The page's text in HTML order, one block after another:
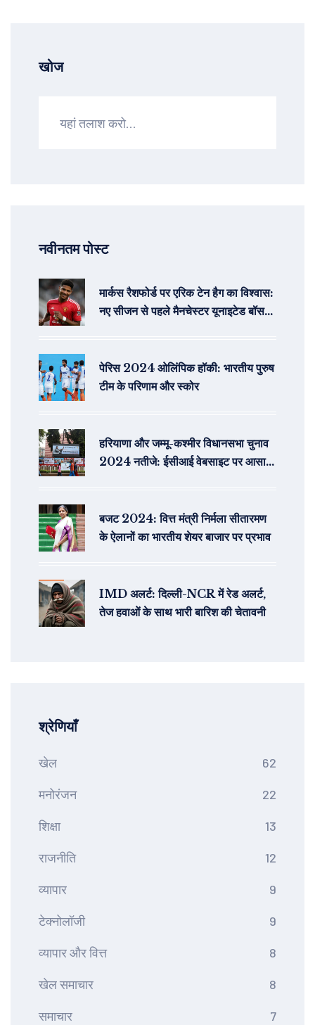
खोज
नवीनतम पोस्ट
मार्कस रैशफोर्ड पर एरिक टेन हैग का विश्वास:
नए सीजन से पहले मैनचेस्टर यूनाइटेड बॉस
पेरिस 2024 ओलिंपिक हॉकी: भारतीय पुरुष
टीम के परिणाम और स्कोर
हरियाणा और जम्मू-कश्मीर विधानसभा चुनाव
2024 नतीजे: ईसीआई वेबसाइट पर आसानी
बजट 2024: वित्त मंत्री निर्मला सीतारमण
के ऐलानों का भारतीय शेयर बाजार पर प्रभाव
IMD अलर्ट: दिल्ली-NCR में रेड अलर्ट,
तेज हवाओं के साथ भारी बारिश की चेतावनी
श्रेणियाँ
खेल 62
मनोरंजन 22
शिक्षा 13
राजनीति 12
व्यापार 9
टेक्नोलॉजी 9
व्यापार और वित्त 8
खेल समाचार 8
समाचार 7